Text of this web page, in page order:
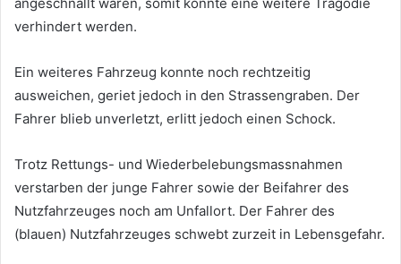
angeschnallt waren, somit konnte eine weitere Tragödie
verhindert werden.
Ein weiteres Fahrzeug konnte noch rechtzeitig
ausweichen, geriet jedoch in den Strassengraben. Der
Fahrer blieb unverletzt, erlitt jedoch einen Schock.
Trotz Rettungs- und Wiederbelebungsmassnahmen
verstarben der junge Fahrer sowie der Beifahrer des
Nutzfahrzeuges noch am Unfallort. Der Fahrer des
(blauen) Nutzfahrzeuges schwebt zurzeit in Lebensgefahr.